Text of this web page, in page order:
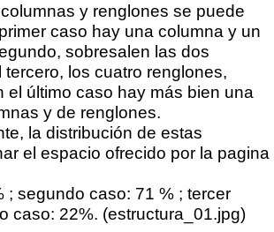
y renglones se puede
caso hay una columna y un
sobresalen las dos
los cuatro renglones,
el último caso hay más bien una
y de renglones.
la distribución de estas
el espacio ofrecido por la pagina
; segundo caso: 71 % ; tercer
caso: 22%. (estructura_01.jpg)